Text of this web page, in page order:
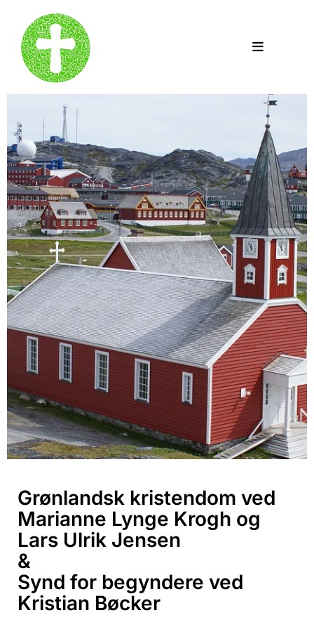
Grønlandsk kristendom ved
Marianne Lynge Krogh og
Lars Ulrik Jensen
&
Synd for begyndere ved
Kristian Bøcker